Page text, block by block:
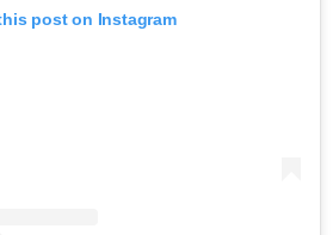
post on Instagram